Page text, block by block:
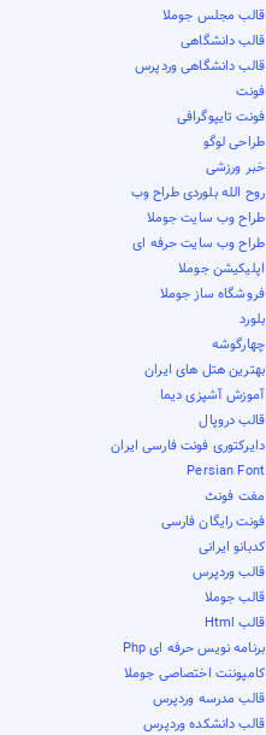
قالب مجلس جوملا
قالب دانشگاهی
قالب دانشگاهی وردپرس
فونت
فونت تایپوگرافی
طراحی لوگو
خبر ورزشی
روح الله بلوردی طراح وب
طراح وب سایت جوملا
طراح وب سایت حرفه ای
اپلیکیشن جوملا
فروشگاه ساز جوملا
بلورد
چهارگوشه
بهترین هتل های ایران
آموزش آشپزی دیما
قالب دروپال
دایرکتوری فونت فارسی ایران
Persian Font
مفت فونٹ
فونت رایگان فارسی
کدبانو ایرانی
قالب وردپرس
قالب جوملا
قالب Html
برنامه نویس حرفه ای Php
کامپوننت اختصاصی جوملا
قالب مدرسه وردپرس
قالب دانشکده وردپرس